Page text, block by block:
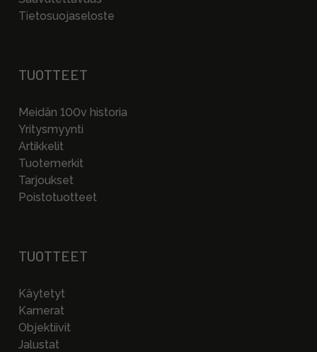
Tietosuojaseloste
TUOTTEET
Meidän 100v historia
Yritysmyynti
Artikkelit
Tuotemerkit
Tarjoukset
Poistotuotteet
TUOTTEET
Käytetyt
Kamerat
Objektiivit
Jalustat